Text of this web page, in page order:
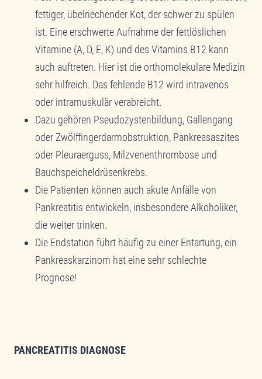
fettiger, übelriechender Kot, der schwer zu spülen
ist. Eine erschwerte Aufnahme der fettlöslichen
Vitamine (A, D, E, K) und des Vitamins B12 kann
auch auftreten. Hier ist die orthomolekulare Medizin
sehr hilfreich. Das fehlende B12 wird intravenös
oder intramuskulär verabreicht.
Dazu gehören Pseudozystenbildung, Gallengang
oder Zwölffingerdarmobstruktion, Pankreasaszites
oder Pleuraerguss, Milzvenenthrombose und
Bauchspeicheldrüsenkrebs.
Die Patienten können auch akute Anfälle von
Pankreatitis entwickeln, insbesondere Alkoholiker,
die weiter trinken.
Die Endstation führt häufig zu einer Entartung, ein
Pankreaskarzinom hat eine sehr schlechte
Prognose!
PANCREATITIS DIAGNOSE